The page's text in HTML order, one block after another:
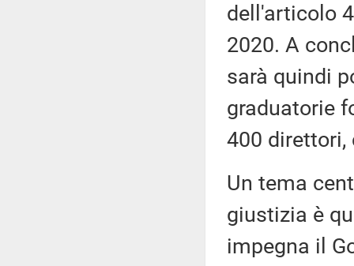
dell'articolo
2020. A
sarà quindi
graduatorie
400 direttori,
Un tema
giustizia è
impegna il